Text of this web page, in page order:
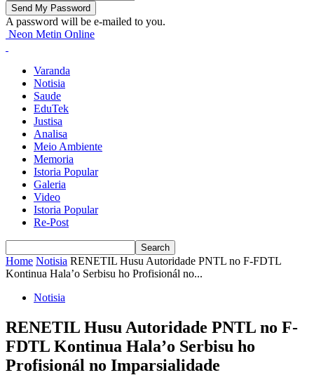
A password will be e-mailed to you.
Neon Metin Online
Varanda
Notisia
Saude
EduTek
Justisa
Analisa
Meio Ambiente
Memoria
Istoria Popular
Galeria
Video
Istoria Popular
Re-Post
Home Notisia RENETIL Husu Autoridade PNTL no F-FDTL
Kontinua Hala’o Serbisu ho Profisionál no...
Notisia
RENETIL Husu Autoridade PNTL no F-
FDTL Kontinua Hala’o Serbisu ho
Profisionál no Imparsialidade